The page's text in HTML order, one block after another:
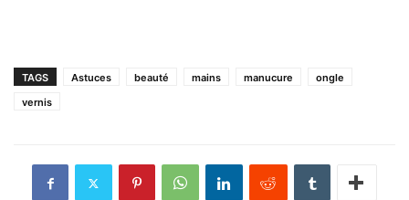
TAGS Astuces beauté mains manucure
ongle
vernis